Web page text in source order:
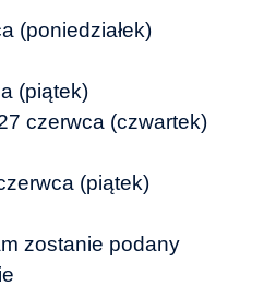
(poniedziałek)
(piątek)
czerwca (czwartek)
(piątek)
zostanie podany